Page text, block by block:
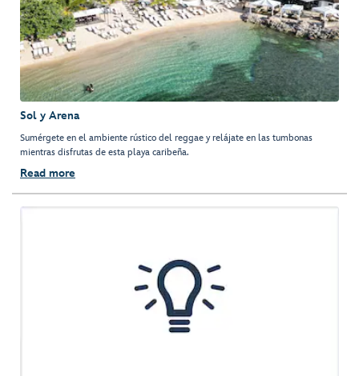
Sol y Arena
Sumérgete en el ambiente rústico del reggae y relájate en las tumbonas
mientras disfrutas de esta playa caribeña.
Read more